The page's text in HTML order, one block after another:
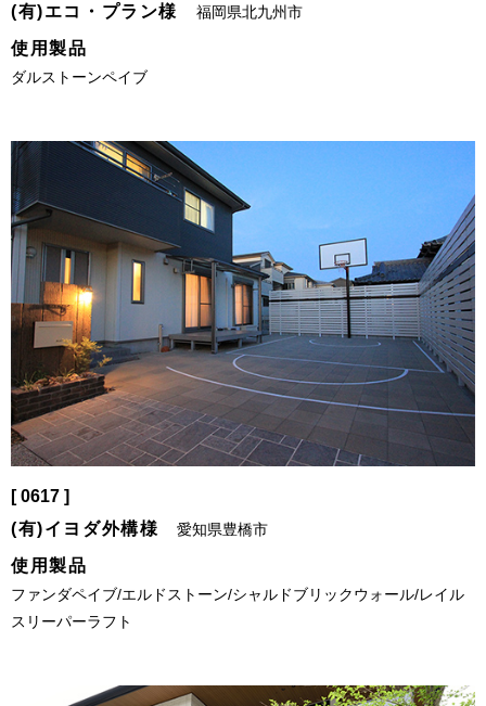
(有)エコ・プラン様
福岡県北九州市
使用製品
ダルストーンペイブ
[ 0617 ]
(有)イヨダ外構様
愛知県豊橋市
使用製品
ファンダペイブ/エルドストーン/シャルドブリックウォール/レイル
スリーパーラフト